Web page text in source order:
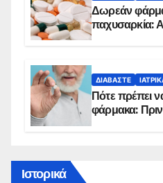
Δωρεάν
παχυσαρκία:
ΔΙΑΒΆΣΤΕ
Πότε πρέπει
φάρμακα:
Ιστορικά